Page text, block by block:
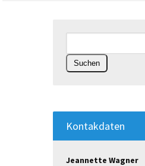
Kontakdaten
Jeannette Wagner